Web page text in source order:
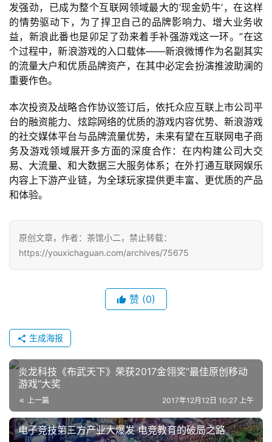
休
闲
游
戏
0
2
5
第
十
三
届
奖
3
0
日
游
茶
发强劲，已成为整个互联网领域最大的‘现金奶牛’，在这样
的情势驱动下，为了捍卫自己的品牌影响力、增大业务收
益，新浪此番也是卯足了劲来着手补强游戏这一环。”在这
个过程中，新浪游戏的入口载体——新浪微博作为名副其实
的流量大户和优质品牌资产，在其中必定会扮演推波助澜的
重要作色。
本次投资及战略合作协议签订后，依托众应互联上市公司平
台的融资能力、炫踪网络的优质的游戏内容优势、新浪游戏
的社交媒体平台与品牌流量优势，未来有望在互联网电子商
务及游戏领域展开多方面的深度合作：在内构建公司大交
易、大流量、和大数据三大服务体系；在外打通互联网娱乐
内容上下游产业链，为全球玩家提供更丰富、更优质的产品
和体验。
原创文章，作者：茶馆小二，禁止转载：
https://youxichaguan.com/archives/75675
赞 (0)
生成海报
炎龙科技《布武天下》荣获2017金翎奖“最佳原创移动
游戏”大奖
上一篇 2017年12月12日 10:27 上午
电子竞技第三方产业大爆发 电竞教育的破局之路